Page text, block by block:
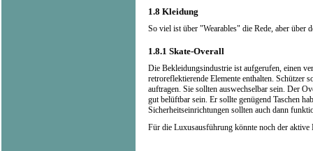
1.8 Kleidung
So viel ist über "Wearables" die Rede, aber
1.8.1 Skate-Overall
Die Bekleidungsindustrie ist aufgerufen, einen
retroreflektierende Elemente enthalten. Schützer
auftragen. Sie sollten auswechselbar sein. Der
gut belüftbar sein. Er sollte genügend Taschen
Sicherheitseinrichtungen sollten auch dann
Für die Luxusausführung könnte noch der